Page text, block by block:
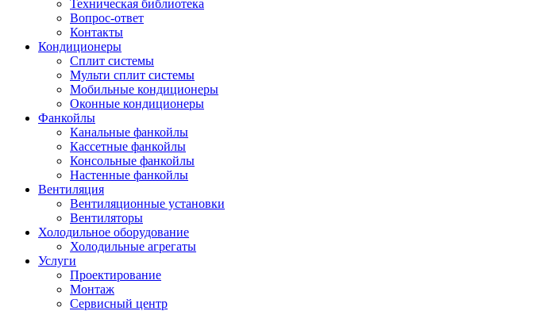
Техническая библиотека
Вопрос-ответ
Контакты
Кондиционеры
Сплит системы
Мульти сплит системы
Мобильные кондиционеры
Оконные кондиционеры
Фанкойлы
Канальные фанкойлы
Кассетные фанкойлы
Консольные фанкойлы
Настенные фанкойлы
Вентиляция
Вентиляционные установки
Вентиляторы
Холодильное оборудование
Холодильные агрегаты
Услуги
Проектирование
Монтаж
Сервисный центр